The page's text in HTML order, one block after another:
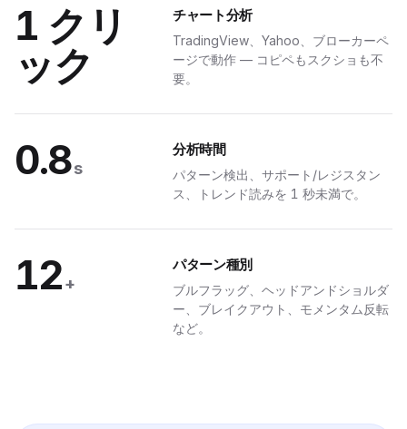
1 クリ
ック
チャート分析
TradingView、Yahoo、ブローカーペ
ージで動作 — コピペもスクショも不
要。
0.8s
分析時間
パターン検出、サポート/レジスタン
ス、トレンド読みを 1 秒未満で。
12+
パターン種別
ブルフラッグ、ヘッドアンドショルダ
ー、ブレイクアウト、モメンタム反転
など。
TELEGRAM
直送
、サブセカンド配信、tier バッジとワンタップ ダッシュボードリンク付き。